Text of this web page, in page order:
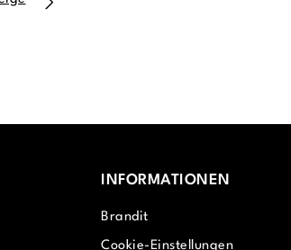
INFORMATIONEN
Brandit
Cookie-Einstellungen